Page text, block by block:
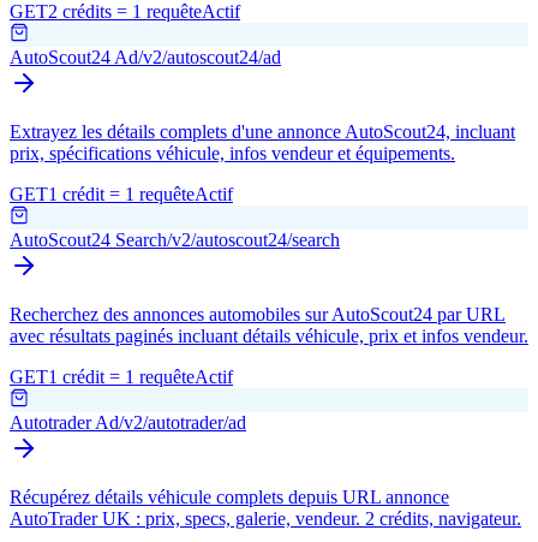
GET2 crédits = 1 requêteActif
AutoScout24 Ad/v2/autoscout24/ad
Extrayez les détails complets d'une annonce AutoScout24, incluant
prix, spécifications véhicule, infos vendeur et équipements.
GET1 crédit = 1 requêteActif
AutoScout24 Search/v2/autoscout24/search
Recherchez des annonces automobiles sur AutoScout24 par URL
avec résultats paginés incluant détails véhicule, prix et infos vendeur.
GET1 crédit = 1 requêteActif
Autotrader Ad/v2/autotrader/ad
Récupérez détails véhicule complets depuis URL annonce
AutoTrader UK : prix, specs, galerie, vendeur. 2 crédits, navigateur.